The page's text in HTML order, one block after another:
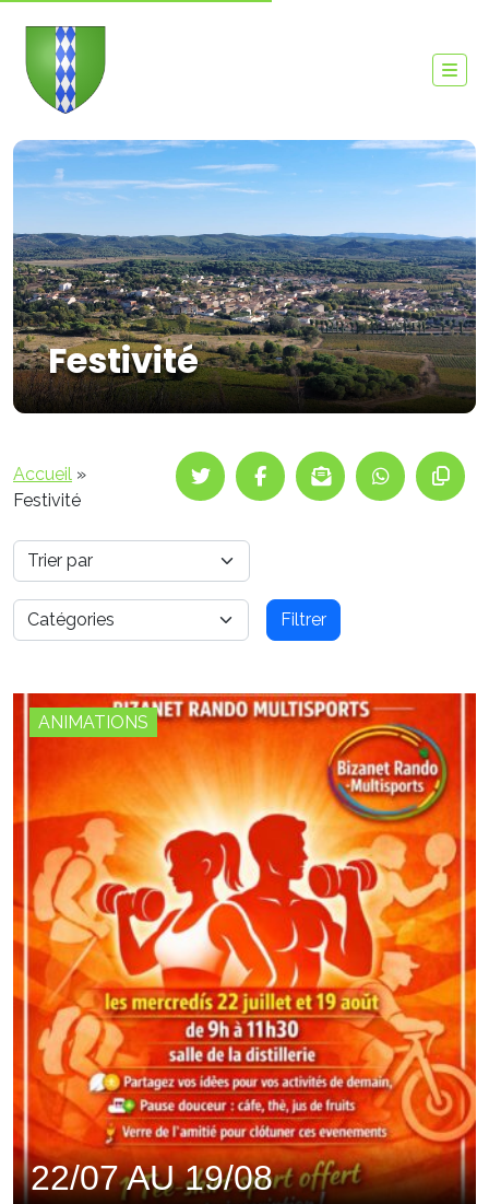
Festivité
Accueil »
Festivité
Filtrer
ANIMATIONS
22/07 AU 19/08